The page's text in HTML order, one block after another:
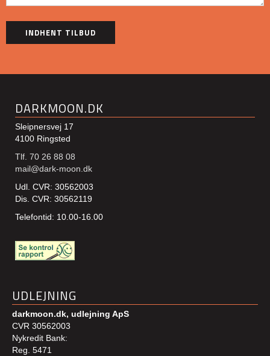
DARKMOON.DK
Sleipnersvej 17
4100 Ringsted
Tlf. 70 26 88 08
mail@dark-moon.dk
Udl. CVR: 30562003
Dis. CVR: 30562119
Telefontid: 10.00-16.00
UDLEJNING
darkmoon.dk, udlejning ApS
CVR 30562003
Nykredit Bank:
Reg. 5471